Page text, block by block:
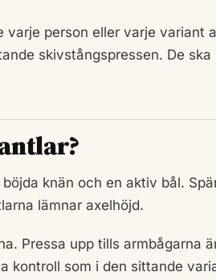
varje person eller varje variant
skivstångspressen. De ska
knän och en aktiv bål.
lämnar axelhöjd.
Pressa upp tills armbågarna
kontroll som i den sittande